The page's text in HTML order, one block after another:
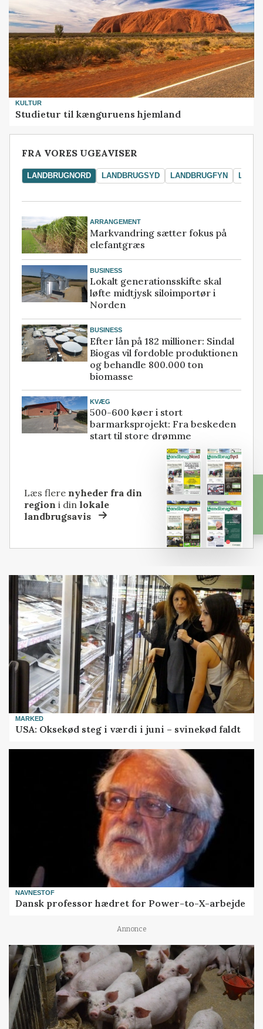
KULTUR
Studietur til kænguruens hjemland
FRA VORES UGEAVISER
LANDBRUGNORD LANDBRUGSYD LANDBRUGFYN
ARRANGEMENT
Markvandring sætter fokus på
elefantgræs
BUSINESS
Lokalt generationsskifte skal
løfte midtjysk siloimportør i
Norden
BUSINESS
Efter lån på 182 millioner: Sindal
Biogas vil fordoble produktionen
og behandle 800.000 ton
biomasse
KVÆG
500-600 køer i stort
barmarksprojekt: Fra beskeden
start til store drømme
Læs flere nyheder fra din
region i dinlokale
landbrugsavis
MARKED
USA: Oksekød steg i værdi i juni – svinekød faldt
NAVNESTOF
Dansk professor hædret for Power-to-X-arbejde
Annonce